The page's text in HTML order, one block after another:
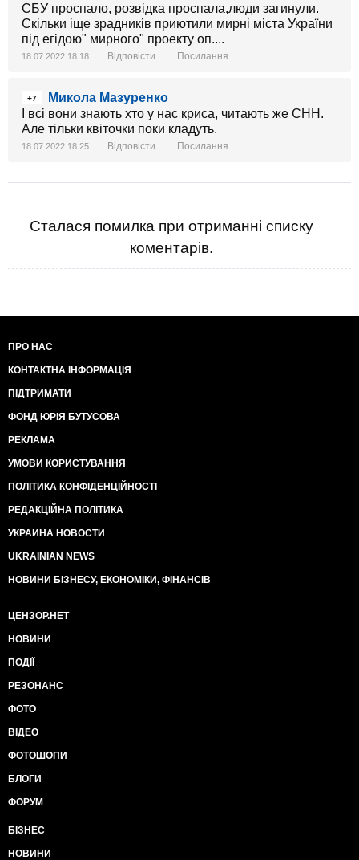
СБУ проспало, розвідка проспала,люди загинули.
Скільки іще зрадників приютили мирні міста України
під егідою" мирного" проекту оп....
18.07.2022 18:18 Відповісти Посилання
+7
Микола Мазуренко
І всі вони знають хто у нас криса, читають же СНН.
Але тільки квіточки поки кладуть.
18.07.2022 18:25 Відповісти Посилання
Сталася помилка при отриманні списку
коментарів.
ПРО НАС
КОНТАКТНА ІНФОРМАЦІЯ
ПІДТРИМАТИ
ФОНД ЮРІЯ БУТУСОВА
РЕКЛАМА
УМОВИ КОРИСТУВАННЯ
ПОЛІТИКА КОНФІДЕНЦІЙНОСТІ
РЕДАКЦІЙНА ПОЛІТИКА
УКРАИНА НОВОСТИ
UKRAINIAN NEWS
НОВИНИ БІЗНЕСУ, ЕКОНОМІКИ, ФІНАНСІВ
ЦЕНЗОР.НЕТ
НОВИНИ
ПОДІЇ
РЕЗОНАНС
ФОТО
ВІДЕО
ФОТОШОПИ
БЛОГИ
ФОРУМ
БІЗНЕС
НОВИНИ